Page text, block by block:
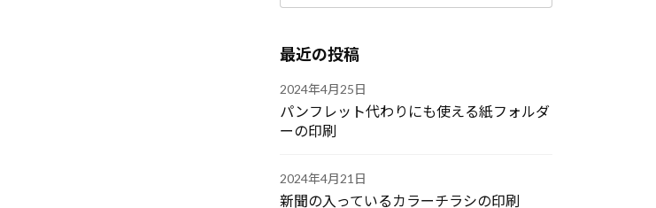
最近の投稿
2024年4月25日
パンフレット代わりにも使える紙フォルダ
ーの印刷
2024年4月21日
新聞の入っているカラーチラシの印刷